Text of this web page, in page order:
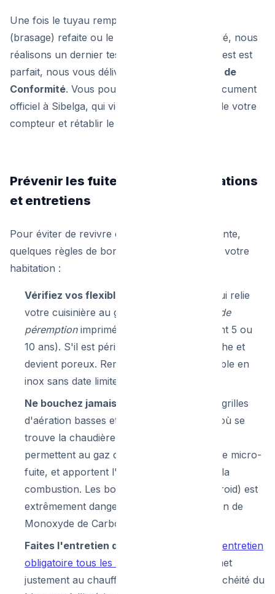
Une fois le tuyau remplacé, la soudure forte
(brasage) refaite ou le joint défectueux changé, nous
réalisons un dernier test sous pression. Si le test est
parfait, nous vous délivrons une
Attestation de
Conformité. Vous pourrez transmettre ce document
officiel à Sibelga, qui viendra retirer le scellé de votre
compteur et rétablir le gaz en toute légalité.
Prévenir les fuites : Flexibles, aérations
et entretiens
Pour éviter de revivre cette situation angoissante,
quelques règles de bon sens s'imposent dans votre
habitation :
Vérifiez vos flexibles :
Le tuyau souple qui relie
votre cuisinière au gaz possède une
date de
péremptionimprimée dessus (généralement 5 ou
10 ans). S'il est périmé, le caoutchouc sèche et
devient poreux. Remplacez-le par un flexible en
inox sans date limite de validité.
Ne bouchez jamais les ventilations :
Les grilles
d'aération basses et hautes dans la pièce où se
trouve la chaudière sont obligatoires. Elles
permettent au gaz de s'échapper en cas de micro-
fuite, et apportent l'oxygène nécessaire à la
combustion. Les boucher (pour éviter le froid) est
extrêmement dangereux (risque de création de
Monoxyde de Carbone).
Faites l'entretien de votre chaudière :
L'entretien
obligatoire tous les 2 ans
à Bruxelles permet
justement au chauffagiste de vérifier l'étanchéité du